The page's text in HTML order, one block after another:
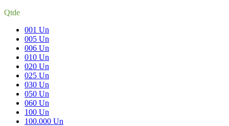
Qtde
001 Un
005 Un
006 Un
010 Un
020 Un
025 Un
030 Un
050 Un
060 Un
100 Un
100.000 Un